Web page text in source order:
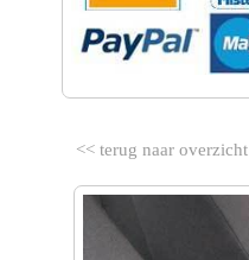
<< terug naar overzicht